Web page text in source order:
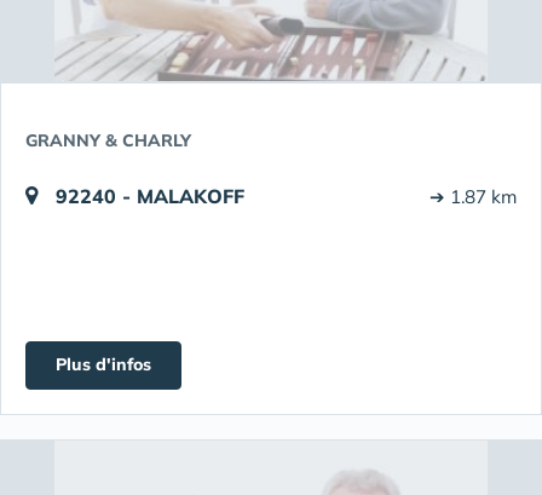
GRANNY & CHARLY
92240 - MALAKOFF ➔ 1.87 km
Plus d'infos